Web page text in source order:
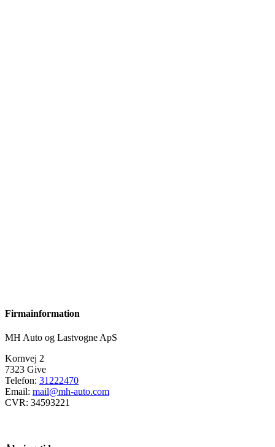
Firmainformation
MH Auto og Lastvogne ApS
Kornvej 2
7323 Give
Telefon: 31222470
Email: mail@mh-auto.com
CVR: 34593221